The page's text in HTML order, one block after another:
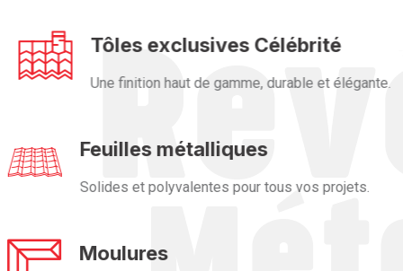
Tôles exclusives Célébrité
Une finition haut de gamme, durable et élégante.
Feuilles métalliques
Solides et polyvalentes pour tous vos projets.
Moulures